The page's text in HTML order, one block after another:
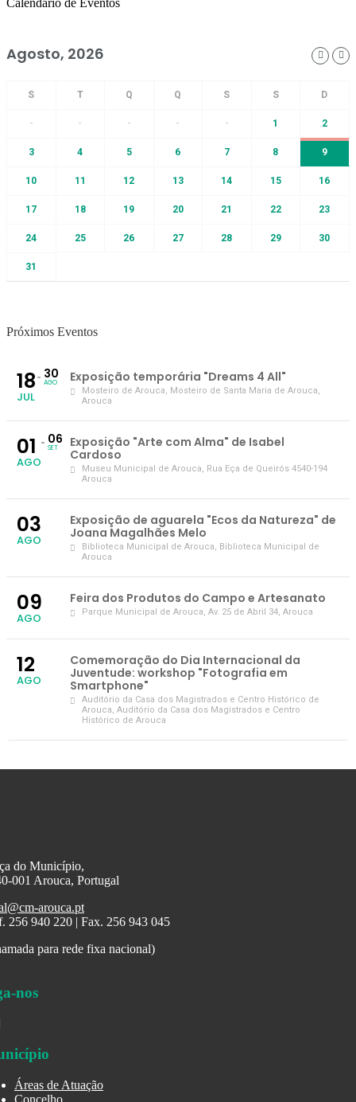
Calendário de Eventos
Agosto, 2026
- - - - - 1 2
3 4 5 6 7 8 9
10 11 12 13 14 15 16
17 18 19 20 21 22 23
24 25 26 27 28 29 30
31
Próximos Eventos
18
JUL
30
AGO Exposição temporária "Dreams 4 All"
Mosteiro de Arouca, Mosteiro de Santa Maria de Arouca,
Arouca
01
AGO
06
SET
Exposição "Arte com Alma" de Isabel
Cardoso
Museu Municipal de Arouca, Rua Eça de Queirós 4540-194
Arouca
03
AGO
Exposição de aguarela "Ecos da Natureza" de
Joana Magalhães Melo
Biblioteca Municipal de Arouca, Biblioteca Municipal de
Arouca
09
AGO
Feira dos Produtos do Campo e Artesanato
Parque Municipal de Arouca, Av. 25 de Abril 34, Arouca
12
AGO
Comemoração do Dia Internacional da
Juventude: workshop "Fotografia em
Smartphone"
Auditório da Casa dos Magistrados e Centro Histórico de
Arouca, Auditório da Casa dos Magistrados e Centro
Histórico de Arouca
do Município,
001 Arouca, Portugal
arouca.pt
256 940 220 | Fax. 256 943 045
para rede fixa nacional)
nos
Áreas de Atuação
Concelho